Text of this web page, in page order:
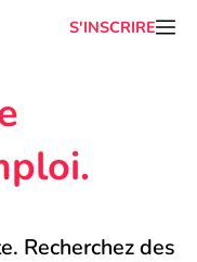
S'INSCRIRE
Recherchez des